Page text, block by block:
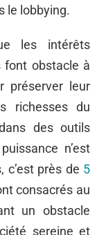
le lobbying.
les intérêts
font obstacle à
préserver leur
richesses du
des outils
n’est
c’est près de 5
consacrés au
un obstacle
sereine et